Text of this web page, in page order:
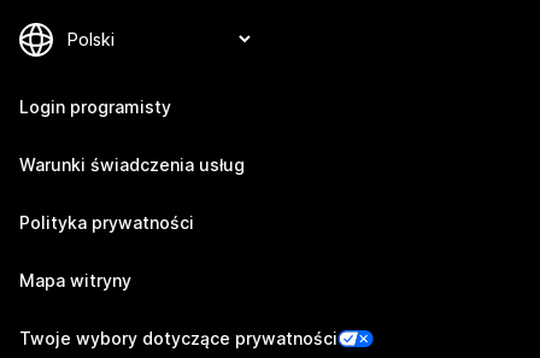
Login programisty
Warunki świadczenia usług
Polityka prywatności
Mapa witryny
Twoje wybory dotyczące prywatności